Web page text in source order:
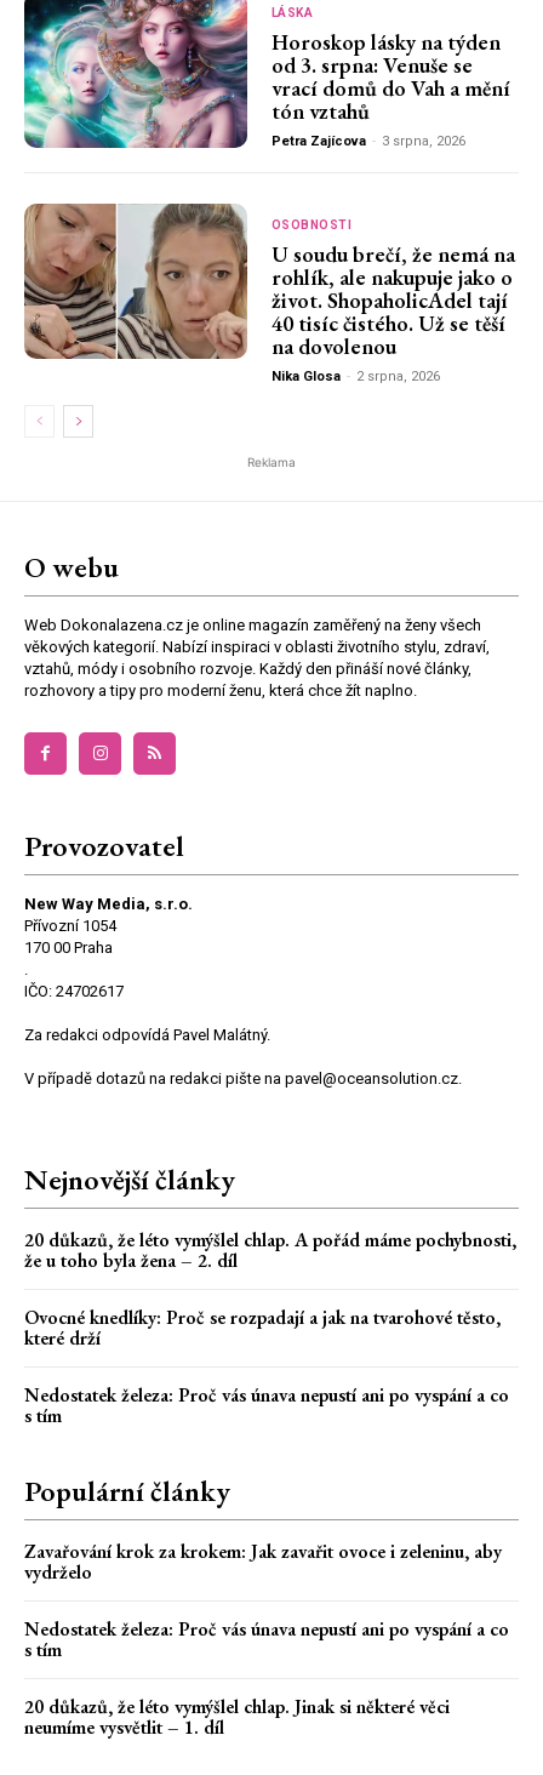
LÁSKA
Horoskop lásky na týden
od 3. srpna: Venuše se
vrací domů do Vah a mění
tón vztahů
Petra Zajícova - 3 srpna, 2026
OSOBNOSTI
U soudu brečí, že nemá na
rohlík, ale nakupuje jako o
život. ShopaholicAdel tají
40 tisíc čistého. Už se těší
na dovolenou
Nika Glosa - 2 srpna, 2026
Reklama
O webu
Web Dokonalazena.cz je online magazín zaměřený na ženy všech
věkových kategorií. Nabízí inspiraci v oblasti životního stylu, zdraví,
vztahů, módy i osobního rozvoje. Každý den přináší nové články,
rozhovory a tipy pro moderní ženu, která chce žít naplno.
Provozovatel
New Way Media, s.r.o.
Přívozní 1054
170 00 Praha
IČO: 24702617
Za redakci odpovídá Pavel Malátný.
V případě dotazů na redakci pište na pavel@oceansolution.cz.
Nejnovější články
20 důkazů, že léto vymýšlel chlap. A pořád máme pochybnosti,
že u toho byla žena – 2. díl
Ovocné knedlíky: Proč se rozpadají a jak na tvarohové těsto,
které drží
Nedostatek železa: Proč vás únava nepustí ani po vyspání a co
s tím
Populární články
Zavařování krok za krokem: Jak zavařit ovoce i zeleninu, aby
vydrželo
Nedostatek železa: Proč vás únava nepustí ani po vyspání a co
s tím
20 důkazů, že léto vymýšlel chlap. Jinak si některé věci
neumíme vysvětlit – 1. díl